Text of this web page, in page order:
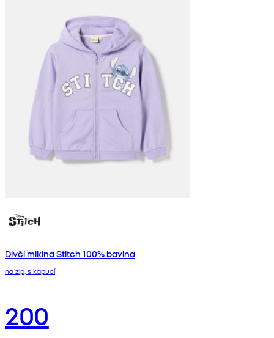
Dívčí mikina Stitch 100% bavlna
na zip, s kapucí
200